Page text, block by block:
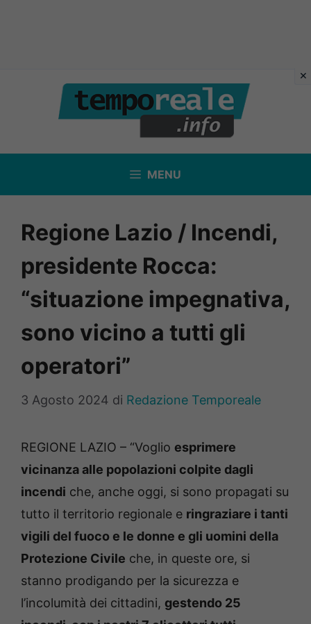
contenuto
MENU
Regione Lazio / Incendi,
presidente Rocca:
“situazione impegnativa,
sono vicino a tutti gli
operatori”
3 Agosto 2024 di Redazione Temporeale
REGIONE LAZIO – “Voglio esprimere
vicinanza alle popolazioni colpite dagli
incendi che, anche oggi, si sono propagati su
tutto il territorio regionale e ringraziare i tanti
vigili del fuoco e le donne e gli uomini della
Protezione Civile che, in queste ore, si
stanno prodigando per la sicurezza e
l’incolumità dei cittadini, gestendo 25